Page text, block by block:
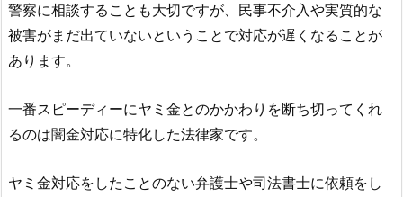
警察に相談することも大切ですが、民事不介入や実質的な
被害がまだ出ていないということで対応が遅くなることが
あります。
一番スピーディーにヤミ金とのかかわりを断ち切ってくれ
るのは闇金対応に特化した法律家です。
ヤミ金対応をしたことのない弁護士や司法書士に依頼をし